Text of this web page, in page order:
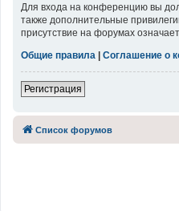
Для входа на конференцию вы
также дополнительные
присутствие на форумах
Общие правила | Соглашение о
Регистрация
Список форумов